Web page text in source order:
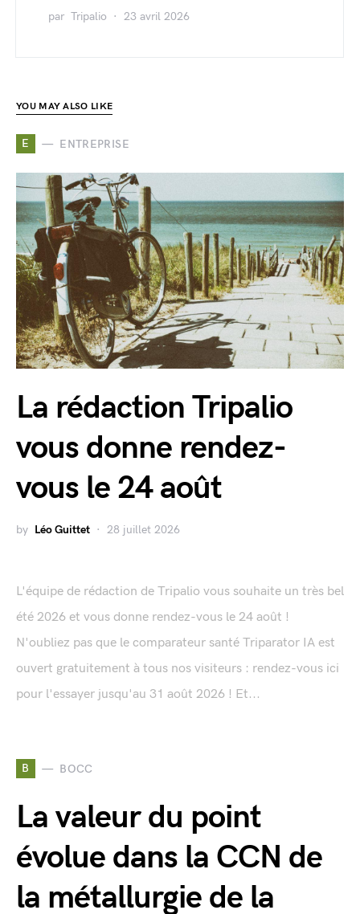
par Tripalio 23 avril 2026
YOU MAY ALSO LIKE
E ENTREPRISE
La rédaction Tripalio
vous donne rendez-
vous le 24 août
by Léo Guittet 28 juillet 2026
L'équipe de rédaction de Tripalio vous souhaite un très bel
été 2026 et vous donne rendez-vous le 24 août !
N'oubliez pas que le comparateur santé Triparator IA est
ouvert gratuitement à tous nos visiteurs : rendez-vous ici
pour l'essayer jusqu'au 31 août 2026 ! Et...
B BOCC
La valeur du point
évolue dans la CCN de
la métallurgie de la